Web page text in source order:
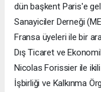
dün başkent Paris'e
Sanayiciler Derneği
Fransa üyeleri ile bir
Dış Ticaret ve
Nicolas Forissier ile
İşbirliği ve Kalkınma